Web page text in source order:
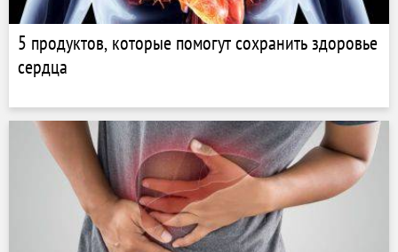
5 продуктов, которые помогут сохранить здоровье
сердца